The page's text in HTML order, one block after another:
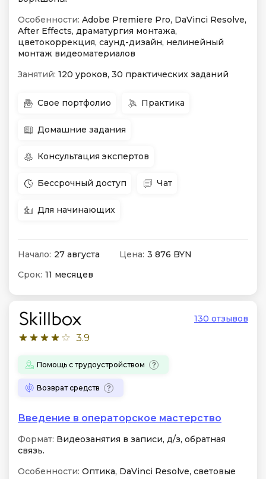
Особенности: Adobe Premiere Pro, DaVinci Resolve,
After Effects, драматургия монтажа,
цветокоррекция, саунд-дизайн, нелинейный
монтаж видеоматериалов
Занятий: 120 уроков, 30 практических заданий
Свое портфолио Практика
Домашние задания
Консультация экспертов
Бессрочный доступ Чат
Для начинающих
Начало: 27 августа Цена: 3 876 BYN
Срок: 11 месяцев
3.9
130 отзывов
Помощь с трудоустройством
Возврат средств
Введение в операторское мастерство
Формат: Видеозанятия в записи, д/з, обратная
связь.
Особенности: Оптика, DaVinci Resolve, световые